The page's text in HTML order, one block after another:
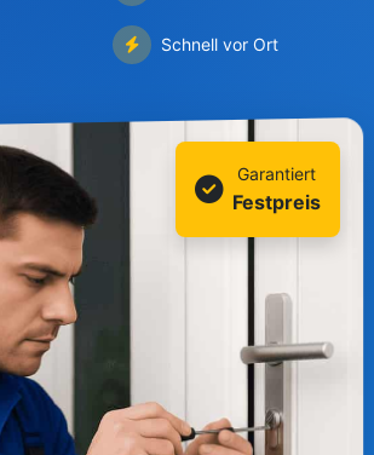
Schnell vor Ort
Garantiert
Festpreis